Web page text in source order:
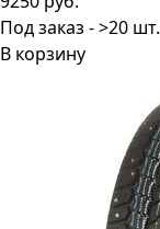
Под заказ - >20 шт.
В корзину